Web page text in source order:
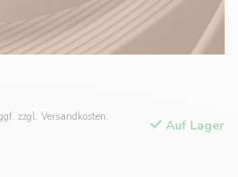
zzgl. Versandkosten.
Auf Lager